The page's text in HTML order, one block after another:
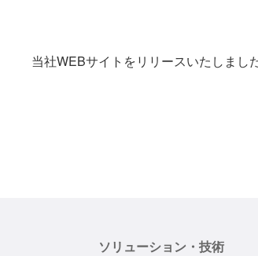
当社WEBサイトをリリースいたしました
ソリューション・技術